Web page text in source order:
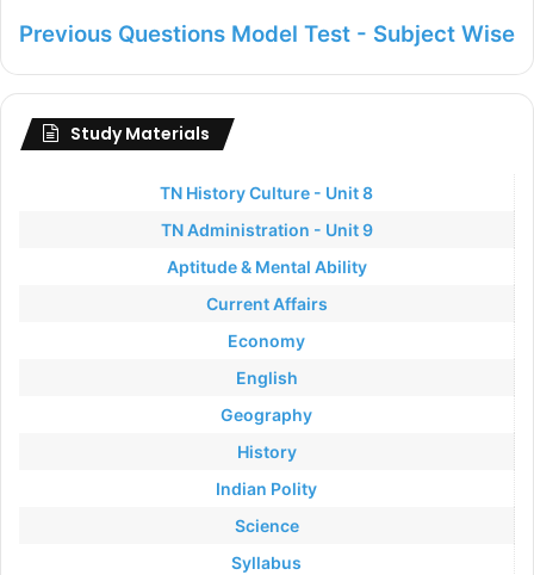
Previous Questions Model Test - Subject Wise
Study Materials
TN History Culture - Unit 8
TN Administration - Unit 9
Aptitude & Mental Ability
Current Affairs
Economy
English
Geography
History
Indian Polity
Science
Syllabus